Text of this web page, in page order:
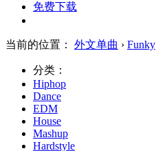
免费下载
当前的位置： 外文单曲 › Funky
分类：
Hiphop
Dance
EDM
House
Mashup
Hardstyle